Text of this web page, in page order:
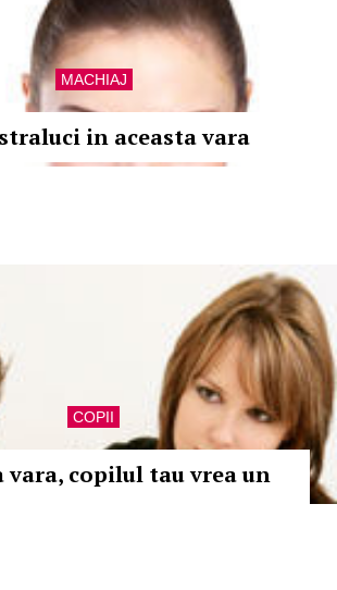
MACHIAJ
in aceasta vara
COPII
vara, copilul tau vrea un